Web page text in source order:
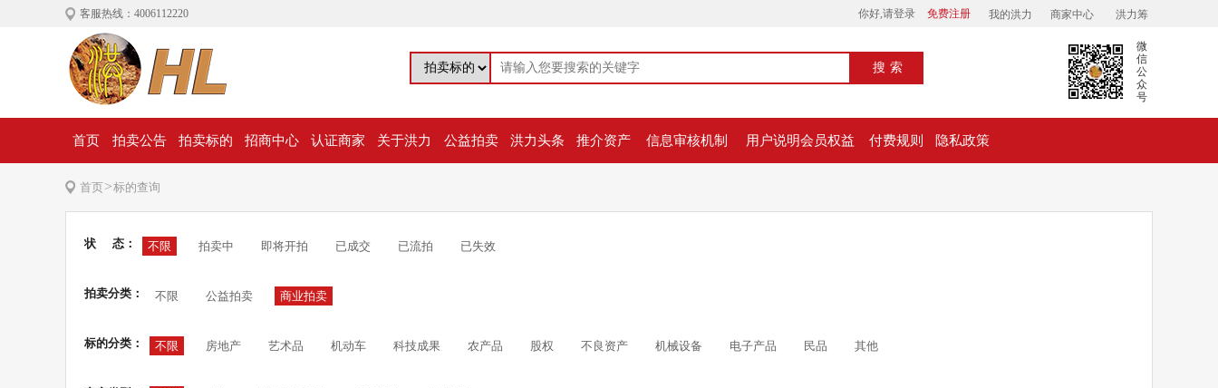
客服热线：4006112220 你好,请登录 免费注册 我的洪力 商家中心 洪力筹
搜索
微
信
公
众
号
首页 拍卖公告 拍卖标的 招商中心 认证商家 关于洪力 公益拍卖 洪力头条 推介资产 信息审核机制 用户说明会员权益 付费规则 隐私政策
首页>标的查询
状 态： 不限 拍卖中 即将开拍 已成交 已流拍 已失效
拍卖分类： 不限 公益拍卖 商业拍卖
标的分类： 不限 房地产 艺术品 机动车 科技成果 农产品 股权 不良资产 机械设备 电子产品 民品 其他